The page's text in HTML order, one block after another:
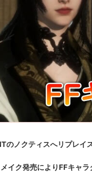
のノクティスへリプレイ
イク発売によりFFキャ